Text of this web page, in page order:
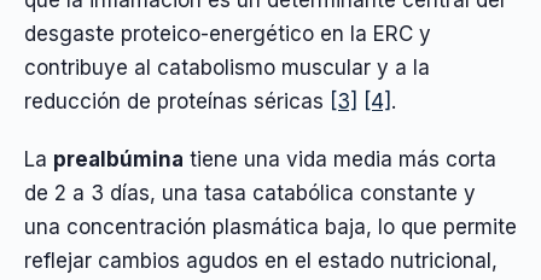
desgaste proteico-energético en la ERC y
contribuye al catabolismo muscular y a la
reducción de proteínas séricas [3] [4] .
La prealbúmina tiene una vida media más corta
de 2 a 3 días, una tasa catabólica constante y
una concentración plasmática baja, lo que permite
reflejar cambios agudos en el estado nutricional,